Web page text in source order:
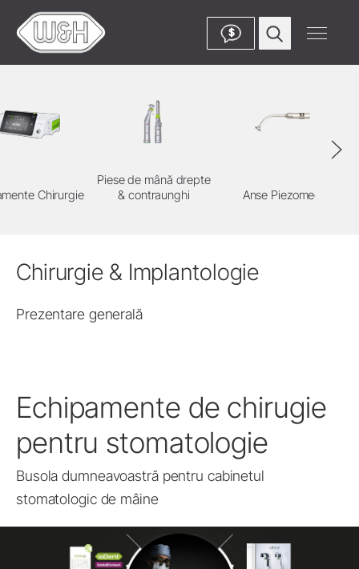
$
Chirurgie
Piese de mână drepte
& contraunghi
Anse Piezomed
Chirurgie & Implantologie
Prezentare generală
Echipamente de chirugie
pentru stomatologie
Busola dumneavoastră pentru cabinetul
stomatologic de mâine